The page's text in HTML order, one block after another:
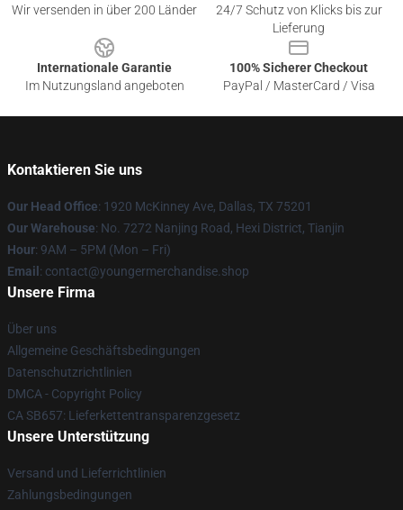
Wir versenden in über 200 Länder
24/7 Schutz von Klicks bis zur
Lieferung
Internationale Garantie
Im Nutzungsland angeboten
100% Sicherer Checkout
PayPal / MasterCard / Visa
Kontaktieren Sie uns
Our Head Office: 1920 McKinney Ave, Dallas, TX 75201
Our Warehouse: No. 7272 Nanjing Road, Hexi District, Tianjin
Hour: 9AM – 5PM (Mon – Fri)
Email : contact@youngermerchandise.shop
Unsere Firma
Über uns
Allgemeine Geschäftsbedingungen
Datenschutzrichtlinien
DMCA - Copyright Policy
CA SB657: Lieferkettentransparenzgesetz
Unsere Unterstützung
Versand und Lieferrichtlinien
Zahlungsbedingungen